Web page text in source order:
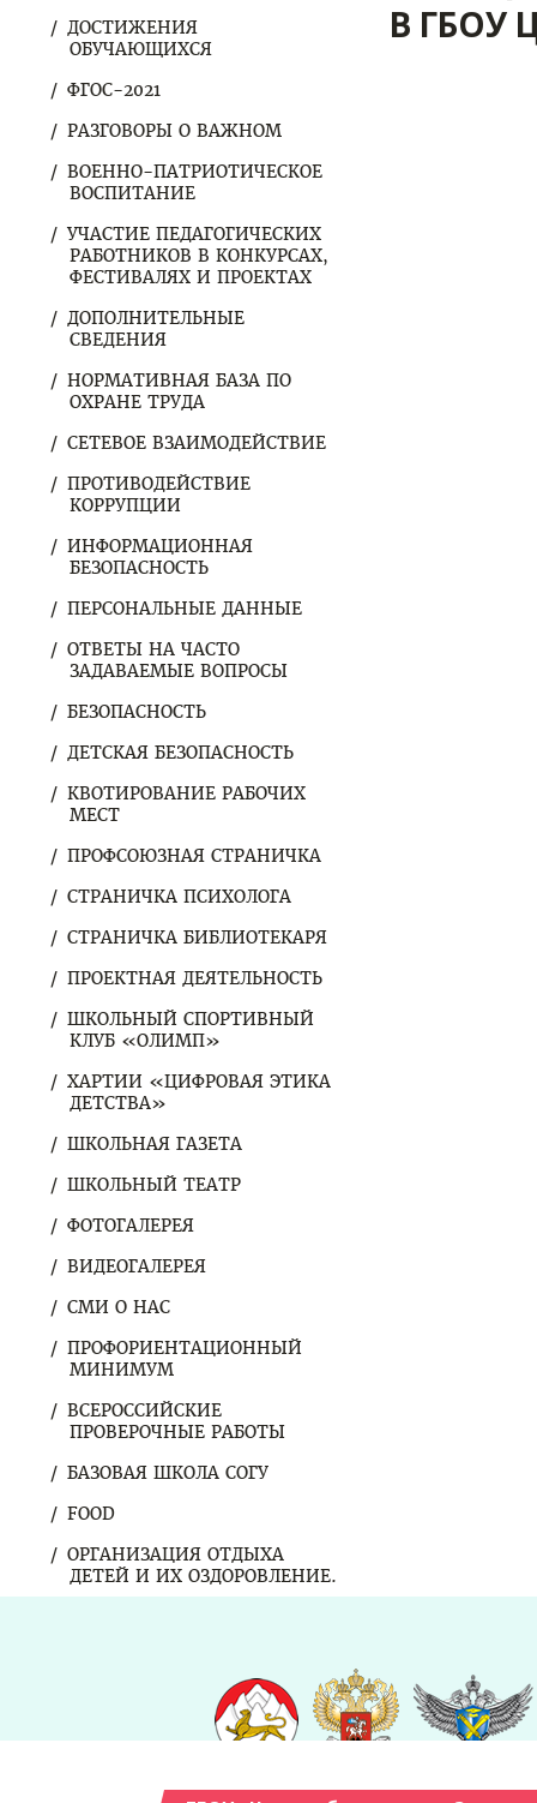
ДОСТИЖЕНИЯ
ОБУЧАЮЩИХСЯ
ФГОС-2021
РАЗГОВОРЫ О ВАЖНОМ
ВОЕННО-ПАТРИОТИЧЕСКОЕ
ВОСПИТАНИЕ
УЧАСТИЕ ПЕДАГОГИЧЕСКИХ
РАБОТНИКОВ В КОНКУРСАХ,
ФЕСТИВАЛЯХ И ПРОЕКТАХ
ДОПОЛНИТЕЛЬНЫЕ
СВЕДЕНИЯ
НОРМАТИВНАЯ БАЗА ПО
ОХРАНЕ ТРУДА
СЕТЕВОЕ ВЗАИМОДЕЙСТВИЕ
ПРОТИВОДЕЙСТВИЕ
КОРРУПЦИИ
ИНФОРМАЦИОННАЯ
БЕЗОПАСНОСТЬ
ПЕРСОНАЛЬНЫЕ ДАННЫЕ
ОТВЕТЫ НА ЧАСТО
ЗАДАВАЕМЫЕ ВОПРОСЫ
БЕЗОПАСНОСТЬ
ДЕТСКАЯ БЕЗОПАСНОСТЬ
КВОТИРОВАНИЕ РАБОЧИХ
МЕСТ
ПРОФСОЮЗНАЯ СТРАНИЧКА
СТРАНИЧКА ПСИХОЛОГА
СТРАНИЧКА БИБЛИОТЕКАРЯ
ПРОЕКТНАЯ ДЕЯТЕЛЬНОСТЬ
ШКОЛЬНЫЙ СПОРТИВНЫЙ
КЛУБ «ОЛИМП»
ХАРТИИ «ЦИФРОВАЯ ЭТИКА
ДЕТСТВА»
ШКОЛЬНАЯ ГАЗЕТА
ШКОЛЬНЫЙ ТЕАТР
ФОТОГАЛЕРЕЯ
ВИДЕОГАЛЕРЕЯ
СМИ О НАС
ПРОФОРИЕНТАЦИОННЫЙ
МИНИМУМ
ВСЕРОССИЙСКИЕ
ПРОВЕРОЧНЫЕ РАБОТЫ
БАЗОВАЯ ШКОЛА СОГУ
FOOD
ОРГАНИЗАЦИЯ ОТДЫХА
ДЕТЕЙ И ИХ ОЗДОРОВЛЕНИЕ.
В ГБОУ